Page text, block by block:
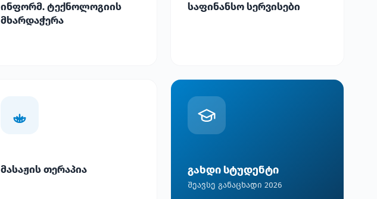
ინფორმ. ტექნოლოგიის
მხარდაჭერა
საფინანსო სერვისები
მასაჟის თერაპია გახდი სტუდენტი
შეავსე განაცხადი 2026